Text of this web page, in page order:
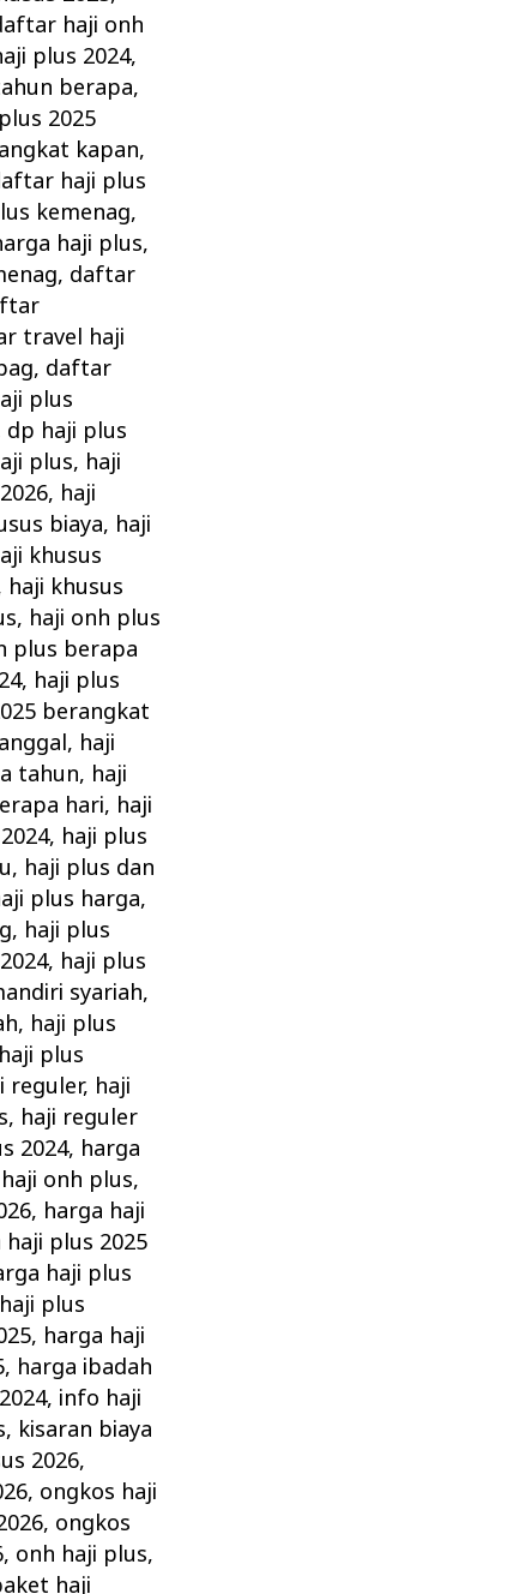
haji onh
plus 2024,
berapa,
2025
kapan,
haji plus
kemenag,
haji plus,
, daftar
travel haji
, daftar
plus
dp haji plus
plus, haji
, haji
biaya, haji
khusus
haji khusus
, haji onh plus
plus berapa
, haji plus
berangkat
, haji
tahun, haji
hari, haji
, haji plus
, haji plus dan
plus harga,
, haji plus
, haji plus
syariah,
, haji plus
haji plus
reguler, haji
, haji reguler
2024, harga
onh plus,
, harga haji
haji plus 2025
haji plus
plus
, harga haji
, harga ibadah
, info haji
, kisaran biaya
2026,
, ongkos haji
, ongkos
, onh haji plus,
haji